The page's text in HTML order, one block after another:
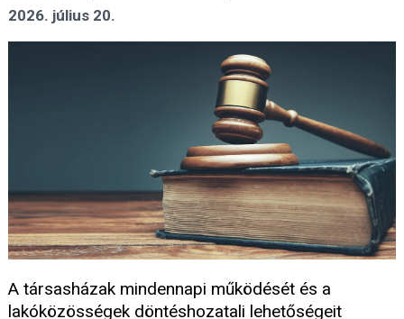
2026. július 20.
A társasházak mindennapi működését és a
lakóközösségek döntéshozatali lehetőségeit